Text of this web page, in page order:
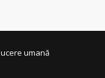
umană